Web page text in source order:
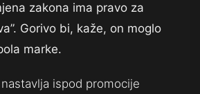
zakona ima pravo za
Gorivo bi, kaže, on moglo
marke.
ispod promocije